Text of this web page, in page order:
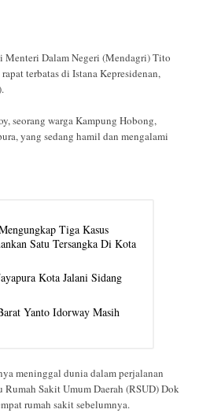
Dalam Negeri (Mendagri) Tito
terbatas di Istana Kepresidenan,
seorang warga Kampung Hobong,
yang sedang hamil dan mengalami
Tiga Kasus
Satu Tersangka Di Kota
Kota Jalani Sidang
Yanto Idorway Masih
meninggal dunia dalam perjalanan
Sakit Umum Daerah (RSUD) Dok
rumah sakit sebelumnya.